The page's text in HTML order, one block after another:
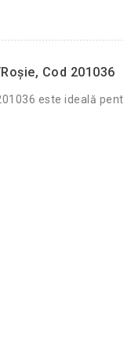
Cod 201036
este ideală